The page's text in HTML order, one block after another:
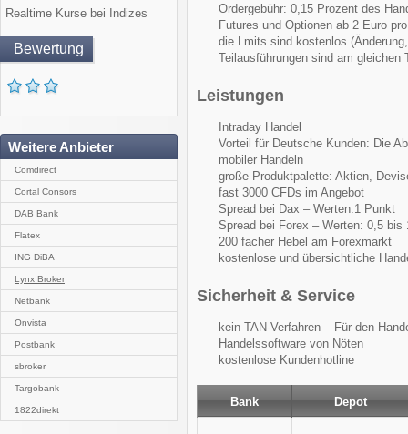
Realtime Kurse bei Indizes
Bewertung
Weitere Anbieter
Comdirect
Cortal Consors
DAB Bank
Flatex
ING DiBA
Lynx Broker
Netbank
Onvista
Postbank
sbroker
Targobank
1822direkt
Ordergebühr: 0,15 Prozent des
Futures und Optionen ab 2 Euro
die Lmits sind kostenlos
Teilausführungen sind am gleichen
Leistungen
Intraday Handel
Vorteil für Deutsche Kunden: Die
mobiler Handeln
große Produktpalette: Aktien,
fast 3000 CFDs im Angebot
Spread bei Dax – Werten:1 Punkt
Spread bei Forex – Werten: 0,5 bis
200 facher Hebel am Forexmarkt
kostenlose und übersichtliche
Sicherheit & Service
kein TAN-Verfahren – Für den
Handelssoftware von Nöten
kostenlose Kundenhotline
Bank Depot